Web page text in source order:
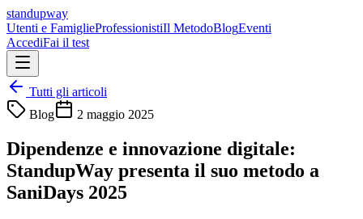
standupway
Utenti e FamiglieProfessionistiIl MetodoBlogEventi
AccediFai il test
Tutti gli articoli
Blog
2 maggio 2025
Dipendenze e innovazione digitale:
StandupWay presenta il suo metodo a
SaniDays 2025